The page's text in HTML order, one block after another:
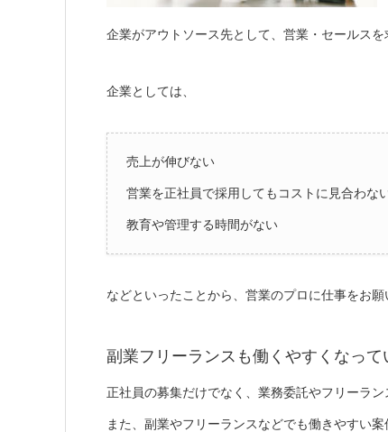
企業がアウトソース先として、営業・セールスを
企業としては、
売上が伸びない
営業を正社員で採用してもコストに見合わな
教育や管理する時間がない
などといったことから、営業のプロに仕事をお願
副業フリーランスも働くやすくなって
正社員の募集だけでなく、業務委託やフリーラ
また、副業やフリーランスなどでも働きやすい